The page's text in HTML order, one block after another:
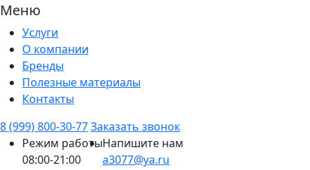
Меню
Услуги
О компании
Бренды
Полезные материалы
Контакты
8 (999) 800-30-77Заказать звонок
Режим работы
08:00-21:00
Напишите нам
a3077@ya.ru